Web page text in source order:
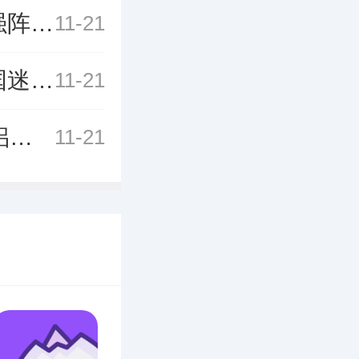
小虾米战三国最强阵容推荐 小虾米战三国最强阵容推荐一览 11-21
小虾米战三国迷人湾逍遥滩攻略 小虾米战三国迷人湾逍遥滩攻略一览 11-21
情侣的秘密第61关百与百寻如何快速通关 情侣的秘密第61关百与百寻快速通关的方法 11-21